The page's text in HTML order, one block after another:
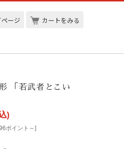
ージ カートをみる
「若武者とこい
)
ポイント～]